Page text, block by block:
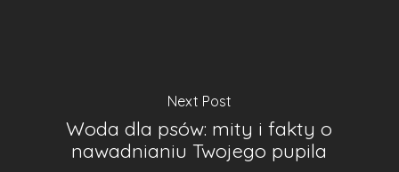
Next Post
Woda dla psów: mity i fakty o
nawadnianiu Twojego pupila